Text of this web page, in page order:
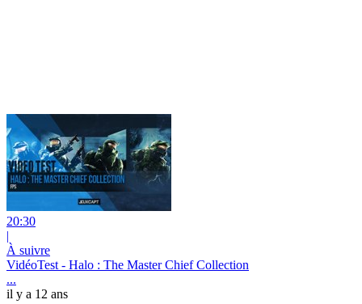
20:30
|
À suivre
VidéoTest - Halo : The Master Chief Collection
...
il y a 12 ans